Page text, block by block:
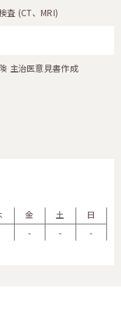
査 (CT、MRI)
主治医意見書作成
金 土
日
- - -